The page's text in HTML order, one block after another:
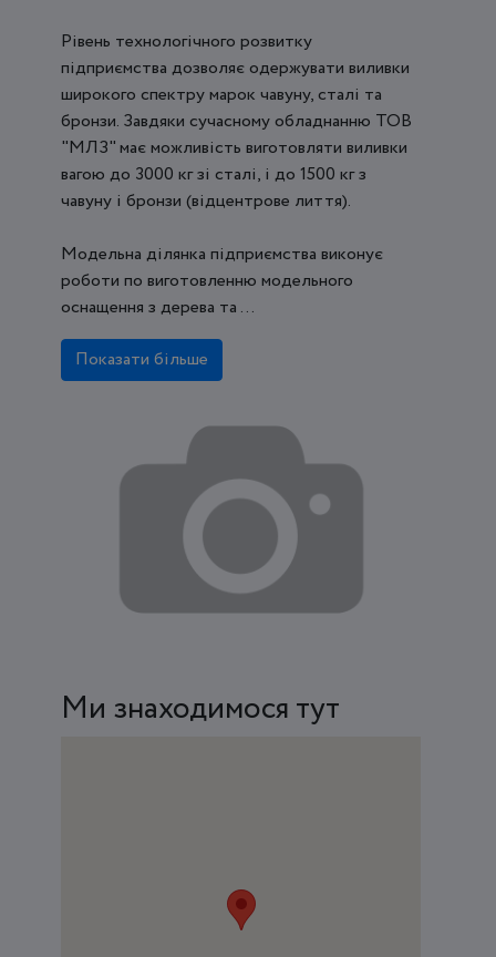
Рівень технологічного розвитку
підприємства дозволяє одержувати виливки
широкого спектру марок чавуну, сталі та
бронзи. Завдяки сучасному обладнанню ТОВ
"МЛЗ" має можливість виготовляти виливки
вагою до 3000 кг зі сталі, і до 1500 кг з
чавуну і бронзи (відцентрове лиття).
Модельна ділянка підприємства виконує
роботи по виготовленню модельного
оснащення з дерева та ...
Показати більше
Ми знаходимося тут